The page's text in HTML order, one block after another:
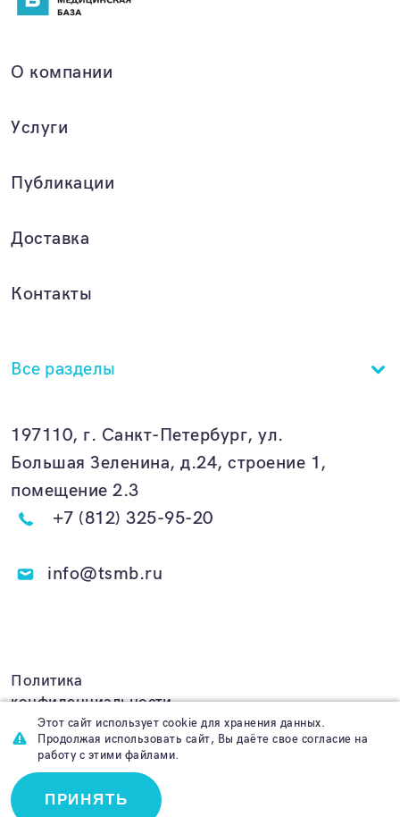
Этот сайт использует cookie для хранения данных.
Продолжая использовать сайт, Вы даёте свое согласие на
работу с этими файлами.
ПРИНЯТЬ
О компании
Услуги
Публикации
Доставка
Контакты
Все разделы
197110, г. Санкт-Петербург, ул.
Большая Зеленина, д.24, строение 1,
помещение 2.3
+7 (812) 325-95-20
info@tsmb.ru
Политика
конфиденциальности
Создание сайтаFunc.